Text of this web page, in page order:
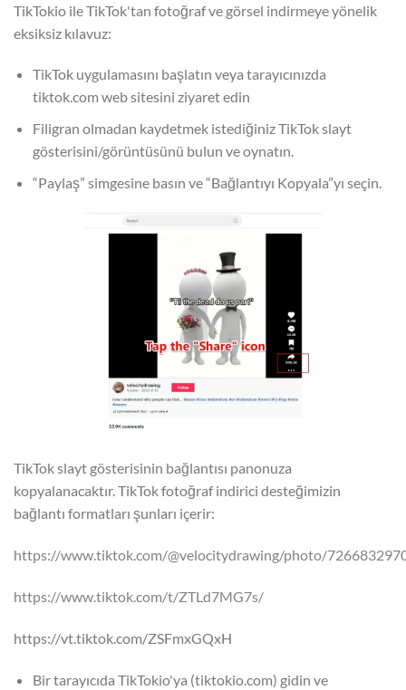
TikTokio ile TikTok'tan fotoğraf ve görsel indirmeye yönelik
eksiksiz kılavuz:
TikTok uygulamasını başlatın veya tarayıcınızda
tiktok.com web sitesini ziyaret edin
Filigran olmadan kaydetmek istediğiniz TikTok slayt
gösterisini/görüntüsünü bulun ve oynatın.
“Paylaş” simgesine basın ve “Bağlantıyı Kopyala”yı seçin.
TikTok slayt gösterisinin bağlantısı panonuza
kopyalanacaktır. TikTok fotoğraf indirici desteğimizin
bağlantı formatları şunları içerir:
https://www.tiktok.com/@velocitydrawing/photo/
https://www.tiktok.com/t/ZTLd7MG7s/
https://vt.tiktok.com/ZSFmxGQxH
Bir tarayıcıda TikTokio'ya (tiktokio.com) gidin ve